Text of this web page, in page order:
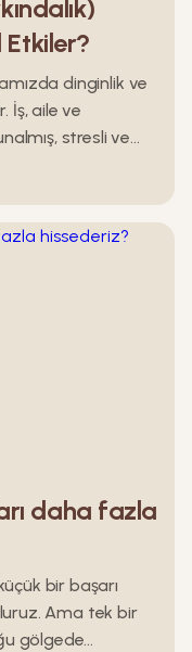
Etkiler?
dinginlik ve
İş, aile ve
stresli ve
kaotik ortamda,
azaltmak ve
için güçlü bir
daha fazla
bir başarı
Ama tek bir
gölgede